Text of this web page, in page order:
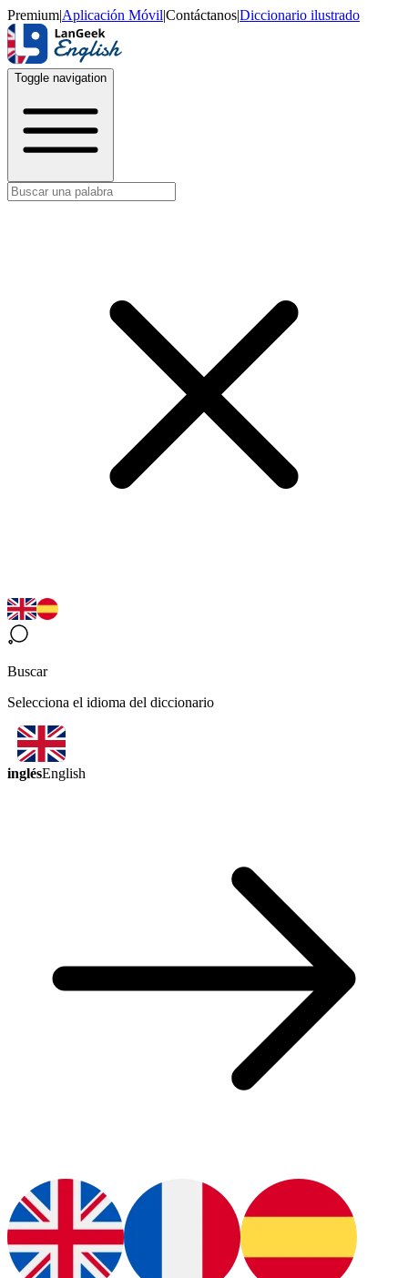
Premium|Aplicación Móvil|Contáctanos|Diccionario ilustrado
Toggle navigation
Buscar
Selecciona el idioma del diccionario
inglésEnglish